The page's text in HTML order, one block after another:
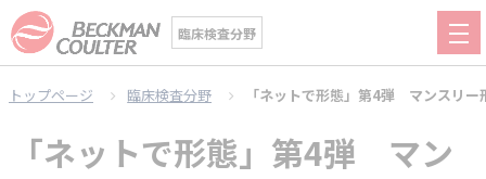
臨床検査分野
トップページ 臨床検査分野 「ネットで形態」第4弾 マンスリー
「ネットで形態」第4弾 マン